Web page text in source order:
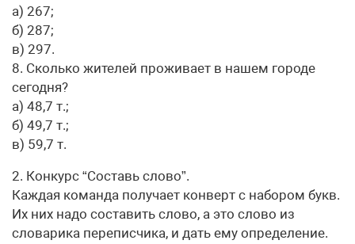
а) 267;
б) 287;
в) 297.
8. Сколько жителей проживает в нашем городе
сегодня?
а) 48,7 т.;
б) 49,7 т.;
в) 59,7 т.
2. Конкурс “Составь слово”.
Каждая команда получает конверт с набором букв.
Их них надо составить слово, а это слово из
словарика переписчика, и дать ему определение.